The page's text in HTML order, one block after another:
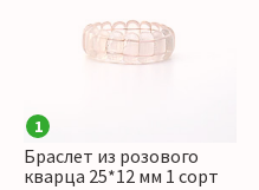
1
Браслет из розового
кварца 25*12 мм 1 сорт